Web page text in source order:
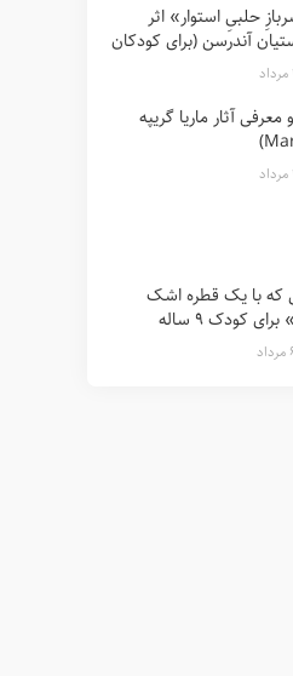
حلبیِ استوار» اثر
آندرسن (برای کودکان
آثار ماریا گریپه
که با یک قطره اشک
کودک ۹ ساله